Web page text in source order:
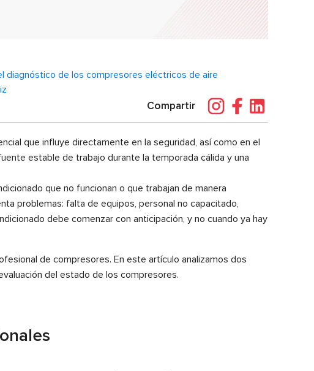
diagnóstico de los compresores eléctricos de aire
Compartir
que influye directamente en la seguridad, así como en el
estable de trabajo durante la temporada cálida y una
que no funcionan o que trabajan de manera
problemas: falta de equipos, personal no capacitado,
debe comenzar con anticipación, y no cuando ya hay
de compresores. En este artículo analizamos dos
del estado de los compresores.